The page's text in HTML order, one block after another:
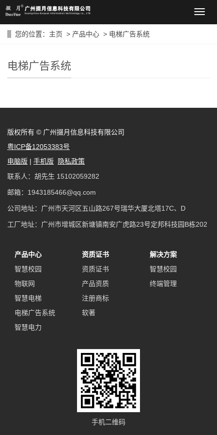
导
您的位置： 主页 > 产品中心 > 电梯广告系统
电梯广告系统
版权所有 © 广州掇月信息科技有限公司
粤ICP备12053383号
电脑版 | 手机版
隐私政策
联系人：胡先生 15102059282
邮箱：1943185466@qq.com
公司地址：广州市天河区五山路267号瑞华大厦北塔17C、D
工厂地址：广州市增城区新塘镇南安广虎路23号定邦科技园B栋202
产品中心
智慧校园
物联网
智慧电梯
电梯广告系统
智慧电力
资质证书
资质证书
产品资质
注册商标
软著
解决方案
智慧校园
终端管理
手机二维码